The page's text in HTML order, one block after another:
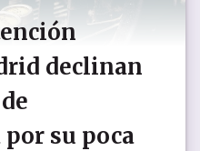
declinan
su poca